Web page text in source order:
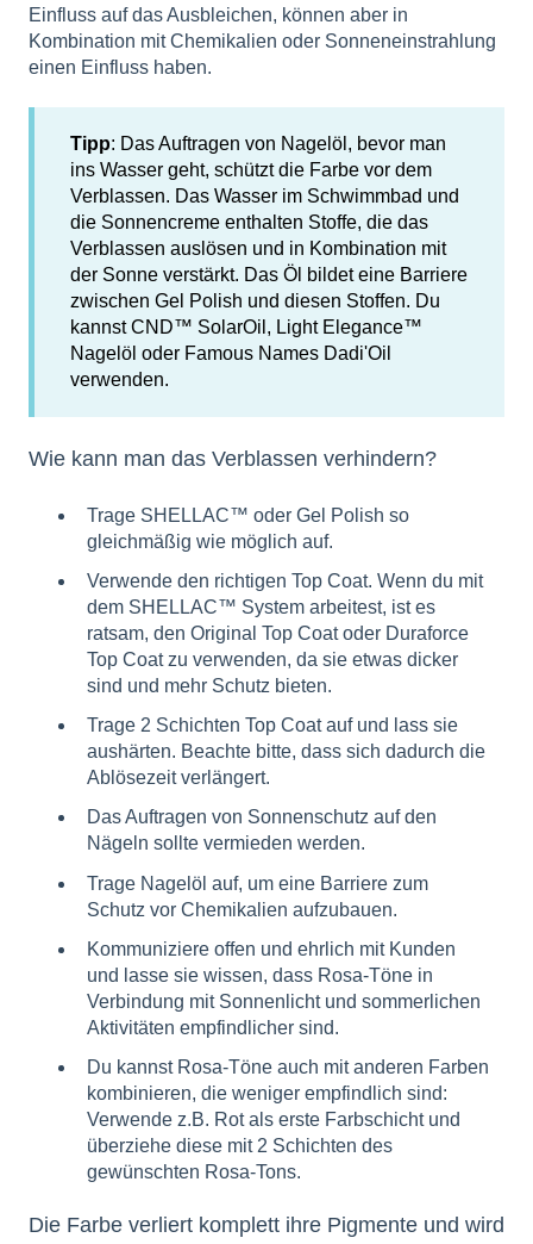
Einfluss auf das Ausbleichen, können aber in
Kombination mit Chemikalien oder Sonneneinstrahlung
einen Einfluss haben.
Tipp: Das Auftragen von Nagelöl, bevor man
ins Wasser geht, schützt die Farbe vor dem
Verblassen. Das Wasser im Schwimmbad und
die Sonnencreme enthalten Stoffe, die das
Verblassen auslösen und in Kombination mit
der Sonne verstärkt. Das Öl bildet eine Barriere
zwischen Gel Polish und diesen Stoffen. Du
kannst CND™ SolarOil, Light Elegance™
Nagelöl oder Famous Names Dadi'Oil
verwenden.
Wie kann man das Verblassen verhindern?
Trage SHELLAC™ oder Gel Polish so
gleichmäßig wie möglich auf.
Verwende den richtigen Top Coat. Wenn du mit
dem SHELLAC™ System arbeitest, ist es
ratsam, den Original Top Coat oder Duraforce
Top Coat zu verwenden, da sie etwas dicker
sind und mehr Schutz bieten.
Trage 2 Schichten Top Coat auf und lass sie
aushärten. Beachte bitte, dass sich dadurch die
Ablösezeit verlängert.
Das Auftragen von Sonnenschutz auf den
Nägeln sollte vermieden werden.
Trage Nagelöl auf, um eine Barriere zum
Schutz vor Chemikalien aufzubauen.
Kommuniziere offen und ehrlich mit Kunden
und lasse sie wissen, dass Rosa-Töne in
Verbindung mit Sonnenlicht und sommerlichen
Aktivitäten empfindlicher sind.
Du kannst Rosa-Töne auch mit anderen Farben
kombinieren, die weniger empfindlich sind:
Verwende z.B. Rot als erste Farbschicht und
überziehe diese mit 2 Schichten des
gewünschten Rosa-Tons.
Die Farbe verliert komplett ihre Pigmente und wird